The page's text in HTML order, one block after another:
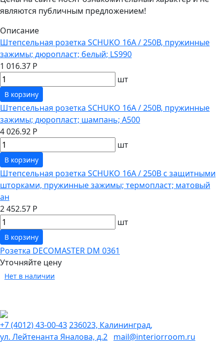
являются публичным предложением!
Описание
Штепсельная розетка SCHUKO 16А / 250В, пружинные
зажимы; дюропласт; белый; LS990
1 016.37 Р
шт
В корзину
Штепсельная розетка SCHUKO 16А / 250В, пружинные
зажимы; дюропласт; шампань; A500
4 026.92 Р
шт
В корзину
Штепсельная розетка SCHUKO 16А / 250В с защитными
шторками, пружинные зажимы; термопласт; матовый
ан
2 452.57 Р
шт
В корзину
Розетка DECOMASTER DM 0361
Уточняйте цену
Нет в наличии
+7 (4012) 43-00-43236023, Калининград,
ул. Лейтенанта Яналова, д.2 mail@interiorroom.ru